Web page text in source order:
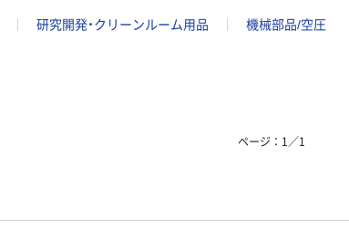
研究開発・クリーンルーム用品
機械部品/空圧
ページ： 1 ／1